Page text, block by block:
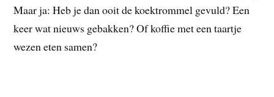
Maar ja: Heb je dan ooit de koektrommel gevuld? Een
keer wat nieuws gebakken? Of koffie met een taartje
wezen eten samen?